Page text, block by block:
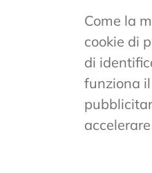
Come la
cookie di
di
funziona